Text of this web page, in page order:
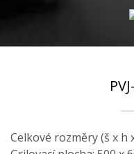
Celkové rozměry (š x h